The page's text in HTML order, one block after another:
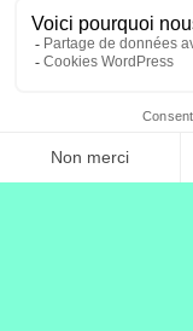
Newsletter